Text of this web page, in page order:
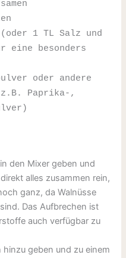
1 TL Salz und
eine besonders
oder andere
Paprika-,
den Mixer geben und
alles zusammen rein,
ganz, da Walnüsse
Das Aufbrechen ist
auch verfügbar zu
hinzu geben und zu einem